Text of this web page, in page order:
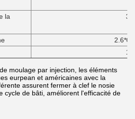
la
3,1
1,5
moulage par injection, les éléments
eurpean et américaines avec la
assurent fermer à clef le nosie
cycle de bâti, améliorent l'efficacité de